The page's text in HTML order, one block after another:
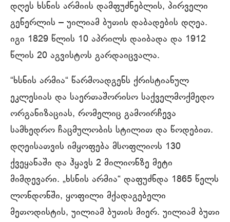
დღეს ხსნის არმიის დამფუძნებლის, პირველი
გენერლის – უილიამ ბუთის დაბადების დღეა.
იგი 1829 წლის 10 აპრილს დაიბადა და 1912
წლის 20 აგვისტოს გარდაიცვალა.
“ხსნის არმია“ წარმოადგენს ქრისტიანულ
ეკლესიას და საერთაშორისო საქველმოქმედო
ორგანიზაციას, რომელიც გამოირჩევა
სამხედრო ჩაცმულობის სტილით და წოდებით.
დღეისათვის იმყოფება მსოფლიოს 130
ქვეყანაში და ჰყავს 2 მილიონზე მეტი
მიმდევარი. „ხსნის არმია“ დაფუძნდა 1865 წელს
ლონდონში, ყოფილი მქადაგებელი
მეთოდისტის, უილიამ ბუთის მიერ. უილიამ ბუთი